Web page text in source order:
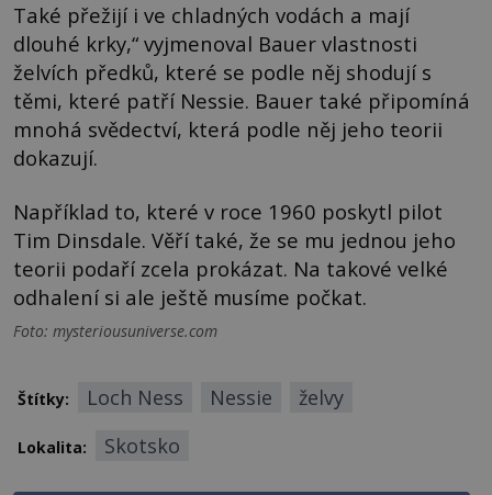
Také přežijí i ve chladných vodách a mají
dlouhé krky,“ vyjmenoval Bauer vlastnosti
želvích předků, které se podle něj shodují s
těmi, které patří Nessie. Bauer také připomíná
mnohá svědectví, která podle něj jeho teorii
dokazují.
Například to, které v roce 1960 poskytl pilot
Tim Dinsdale. Věří také, že se mu jednou jeho
teorii podaří zcela prokázat. Na takové velké
odhalení si ale ještě musíme počkat.
Foto: mysteriousuniverse.com
Štítky: Loch Ness Nessie želvy
Lokalita: Skotsko